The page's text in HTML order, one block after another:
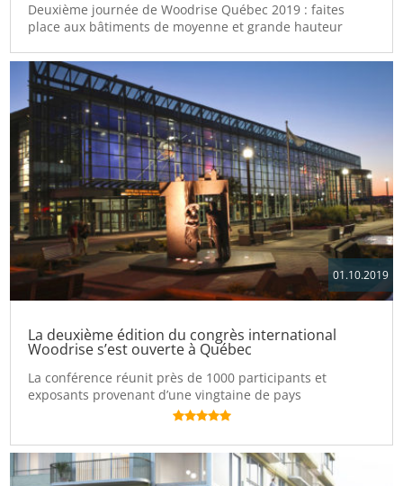
Deuxième journée de Woodrise Québec 2019 : faites
place aux bâtiments de moyenne et grande hauteur
01.10.2019
La deuxième édition du congrès international
Woodrise s’est ouverte à Québec
La conférence réunit près de 1000 participants et
exposants provenant d’une vingtaine de pays